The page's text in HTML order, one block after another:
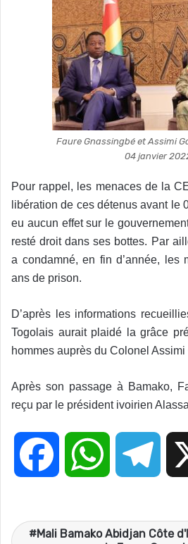
Faure Gnassingbé et Assimi
04 janvier
Pour rappel, les menaces de la
libération de ces détenus avant le
eu aucun effet sur le
resté droit dans ses bottes. Par
a condamné, en fin d’année, les
ans de prison.
D’après les informations
Togolais aurait plaidé la grâce
hommes auprès du Colonel Assimi
Après son passage à Bamako,
reçu par le président ivoirien
Mali Bamako Abidjan Côte